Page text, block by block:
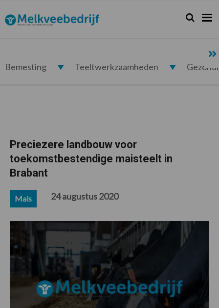
de
hoofdnavigatie
de
hoofd
de
eerste
de
voettekst
Melkveebedrijf.nl Zoeken...
Zoek
Bemesting Teeltwerkzaamheden
Preciezere landbouw voor
toekomstbestendige maisteelt in
Brabant
Mais 24 augustus 2020